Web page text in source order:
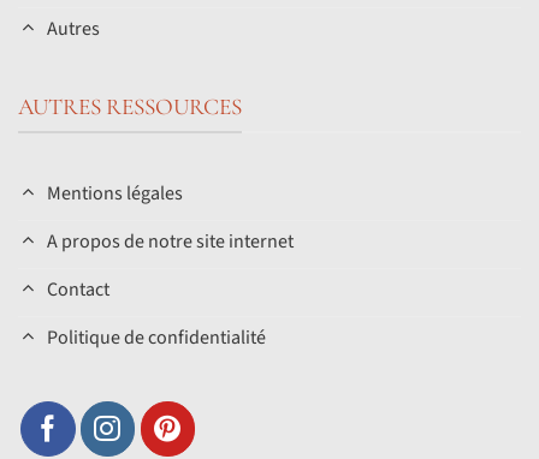
Autres
AUTRES RESSOURCES
Mentions légales
A propos de notre site internet
Contact
Politique de confidentialité